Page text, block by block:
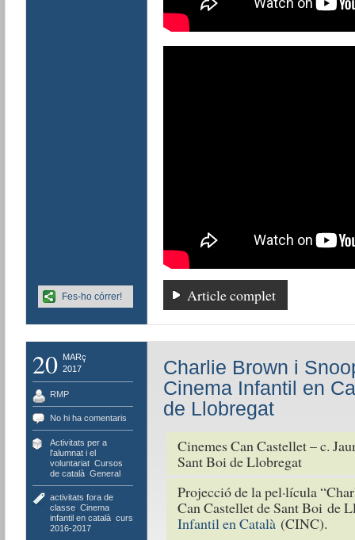
Article complet
Fes-ho córrer!
20
MARç
2017
RMP
No hi ha comentaris
Activitats per a
l'alumnat i el
voluntariat, Cursos
de català, General
activitats fora de
classe, Cinema
infantil en català, curs
2016-2017
Charlie Brown i
Cinema Infantil en
de Llobregat
Cinemes Can Castellet – c.
Sant Boi de Llobregat
Projecció de la pel·lícula
Can Castellet de Sant Boi de
Infantil en Català (CINC).